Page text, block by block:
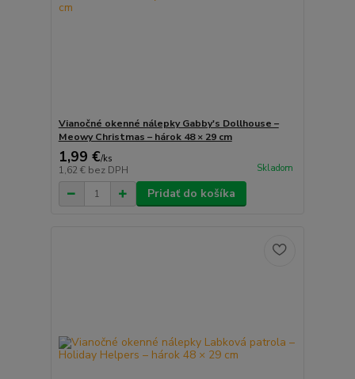
Vianočné okenné nálepky Gabby's Dollhouse –
Meowy Christmas – hárok 48 × 29 cm
1,99 €/ks
1,62 € bez DPH Skladom
Pridať do košíka